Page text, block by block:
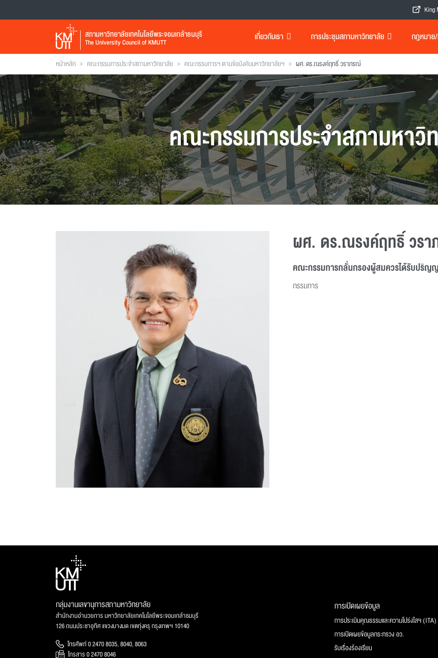
King
สภามหาวิทยาลัยเทคโนโลยีพระจอมเกล้าธนบุรี
The University Council of KMUTT เกี่ยวกับเรา การประชุมสภามหาวิทยาลัย กฎหมาย/
หน้าหลัก > คณะกรรมการประจำสภามหาวิทยาลัย > คณะกรรมการฯ ตามข้อบังคับมหาวิทยาลัยฯ > ผศ. ดร.ณรงค์ฤทธิ์ วราภรณ์
คณะกรรมการประจำสภามหา
ผศ. ดร.ณรงค์ฤทธิ์ วร
คณะกรรมการกลั่นกรองผู้สมควรได้รับปริ
กรรมการ
กลุ่มงานเลขานุการสภามหาวิทยาลัย
สำนักงานอำนวยการ มหาวิทยาลัยเทคโนโลยีพระจอมเกล้าธนบุรี
126 ถนนประชาอุทิศ แขวงบางมด เขตทุ่งครุ กรุงเทพฯ 10140
โทรศัพท์ 0 2470 8035, 8040, 8063
โทรสาร 0 2470 8046
การเปิดเผยข้อมูล
การประเมินคุณธรรมและความโปร่งใสฯ (ITA)
การเปิดเผยข้อมูลกระทรวง อว.
รับเรื่องร้องเรียน